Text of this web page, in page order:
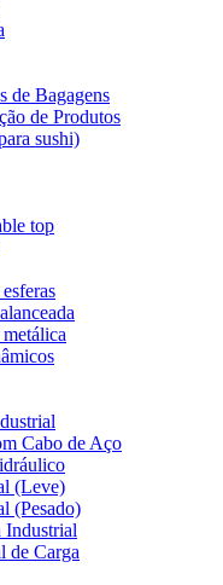
de Bagagens
de Produtos
sushi)
top
Cabo de Aço
(Leve)
(Pesado)
Industrial
de Carga